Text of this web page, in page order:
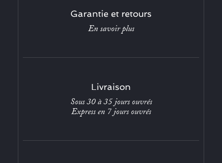
Garantie et retours
En savoir plus
Livraison
Sous 30 à 35 jours ouvrés
Express en 7 jours ouvrés